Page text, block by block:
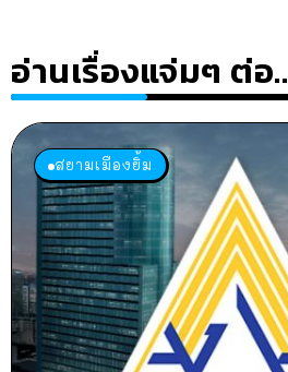
อ่านเรื่องแจ่มๆ ต่อ..
สยามเมืองยิ้ม